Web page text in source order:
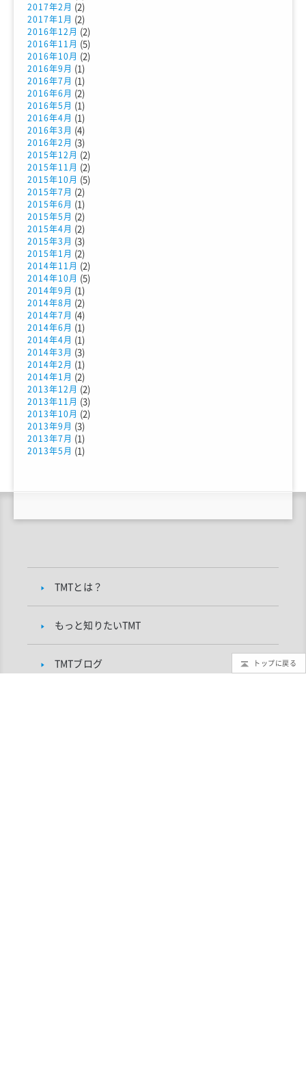
2017年2月 (2)
2017年1月 (2)
2016年12月 (2)
2016年11月 (5)
2016年10月 (2)
2016年9月 (1)
2016年7月 (1)
2016年6月 (2)
2016年5月 (1)
2016年4月 (1)
2016年3月 (4)
2016年2月 (3)
2015年12月 (2)
2015年11月 (2)
2015年10月 (5)
2015年7月 (2)
2015年6月 (1)
2015年5月 (2)
2015年4月 (2)
2015年3月 (3)
2015年1月 (2)
2014年11月 (2)
2014年10月 (5)
2014年9月 (1)
2014年8月 (2)
2014年7月 (4)
2014年6月 (1)
2014年4月 (1)
2014年3月 (3)
2014年2月 (1)
2014年1月 (2)
2013年12月 (2)
2013年11月 (3)
2013年10月 (2)
2013年9月 (3)
2013年7月 (1)
2013年5月 (1)
TMTとは？
もっと知りたいTMT
TMTブログ トップに戻る